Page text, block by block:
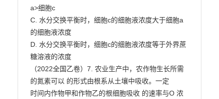
a>细胞c
C. 水分交换平衡时，细胞c的细胞液浓度大于细胞a
的细胞液浓度
D. 水分交换平衡时，细胞c的细胞液浓度等于外界蔗
糖溶液的浓度
（2022全国乙卷）7. 农业生产中，农作物生长所需
的氮素可以 的形式由根系从土壤中吸收。一定
时间内作物甲和作物乙的根细胞吸收 的速率与O 浓